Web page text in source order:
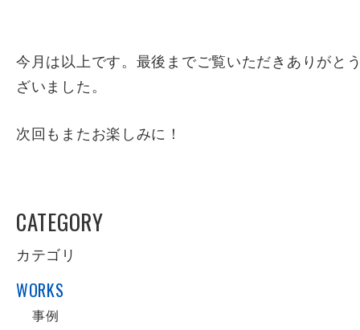
今月は以上です。最後までご覧いただきありがと
ざいました。
次回もまたお楽しみに！
CATEGORY
カテゴリ
WORKS
事例